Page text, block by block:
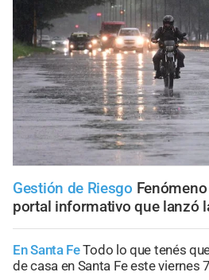
Gestión de Riesgo
portal informativo que lanzó
En Santa FeTodo lo que tenés
de casa en Santa Fe este viernes